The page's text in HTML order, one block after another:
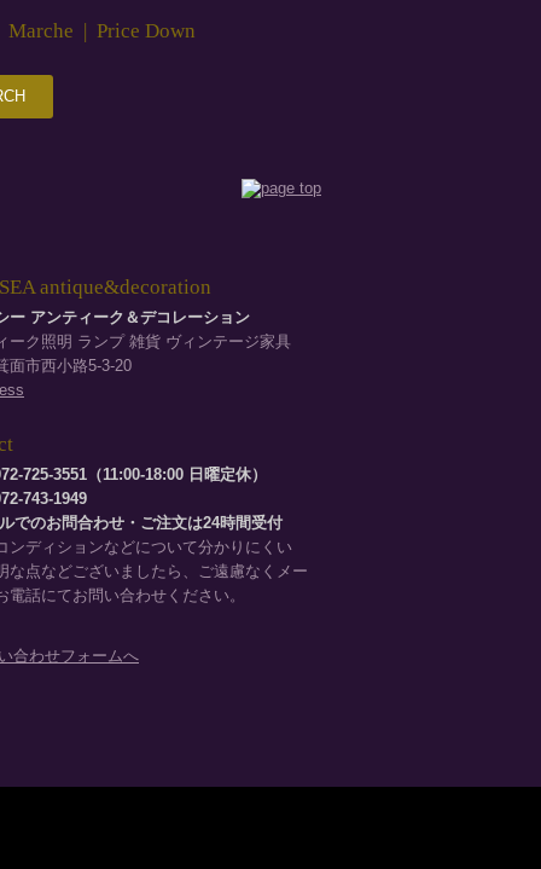
Marche | Price Down
antique&decoration
ー アンティーク＆デコレーション
ーク照明 ランプ 雑貨 ヴィンテージ家具
面市西小路5-3-20
725-3551（11:00-18:00 日曜定休）
743-1949
でのお問合わせ・ご注文は24時間受付
ンディションなどについて分かりにくい
な点などございましたら、ご遠慮なくメー
電話にてお問い合わせください。